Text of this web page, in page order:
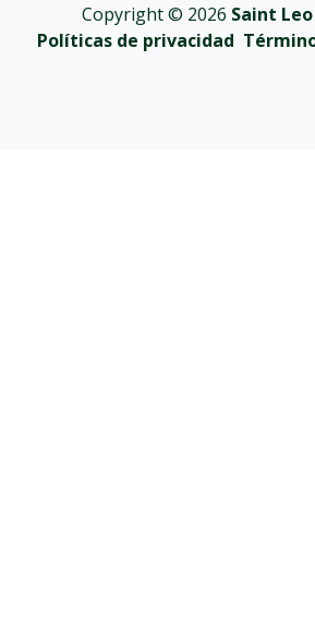
Copyright © 2026 Saint
Políticas de privacidad